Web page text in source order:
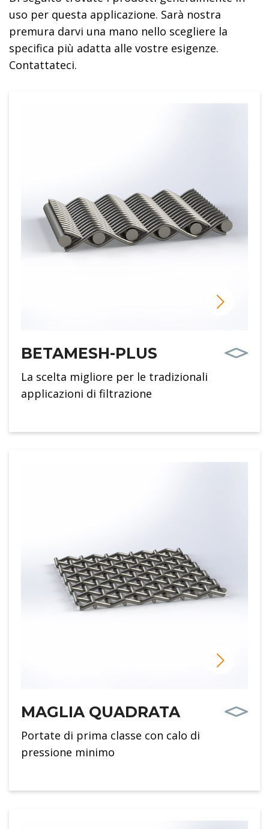
uso per questa applicazione. Sarà nostra
premura darvi una mano nello scegliere la
specifica più adatta alle vostre esigenze.
Contattateci.
BETAMESH-PLUS
La scelta migliore per le tradizionali
applicazioni di filtrazione
MAGLIA QUADRATA
Portate di prima classe con calo di
pressione minimo